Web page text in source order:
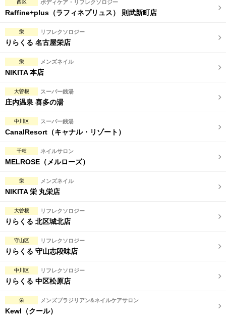
西区 ボディケア・リフレクソロジー
Raffine+plus（ラフィネプリュス） 則武新町店
栄 リフレクソロジー
りらくる 名古屋栄店
栄 メンズネイル
NIKITA 本店
大曽根 スーパー銭湯
庄内温泉 喜多の湯
中川区 スーパー銭湯
CanalResort（キャナル・リゾート）
千種 ネイルサロン
MELROSE（メルローズ）
栄 メンズネイル
NIKITA 栄 丸栄店
大曽根 リフレクソロジー
りらくる 北区城北店
守山区 リフレクソロジー
りらくる 守山志段味店
中川区 リフレクソロジー
りらくる 中区松原店
栄 メンズブラジリアン&ネイルケアサロン
Kewl（クール）